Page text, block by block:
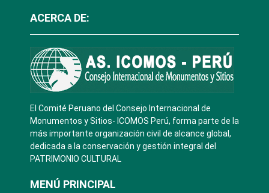
ACERCA DE:
El Comité Peruano del Consejo Internacional de
Monumentos y Sitios- ICOMOS Perú, forma parte de la
más importante organización civil de alcance global,
dedicada a la conservación y gestión integral del
PATRIMONIO CULTURAL
MENÚ PRINCIPAL